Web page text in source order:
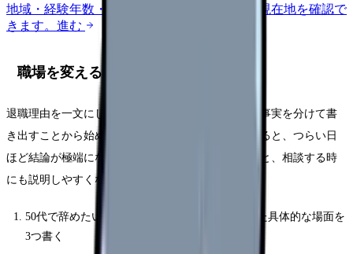
地域・経験年数・施設形態から、今の給料の現在地を確認で
きます。 進む
職場を変える前に確認する5項目
退職理由を一文にし、体調・勤務条件・相談済みの事実を分けて書
き出すことから始めてください。頭の中だけで考えると、つらい日
ほど結論が極端になります。紙やメモアプリに残すと、相談する時
にも説明しやすくなります。
50代で辞めたい・あと10年をどう働くかと思った具体的な場面を
3つ書く